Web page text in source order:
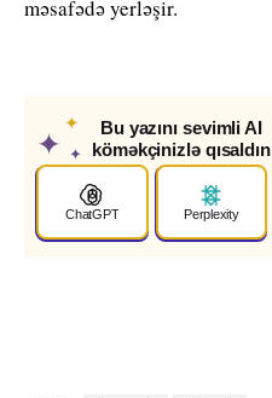
məsafədə yerləşir.
✦
✦
✦
Bu yazını sevimli AI
köməkçinizlə qısaldın
ChatGPT Perplexity